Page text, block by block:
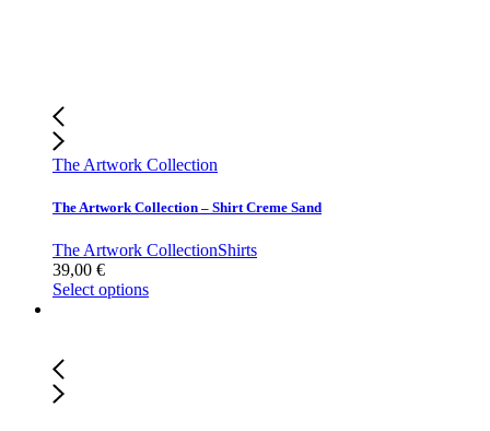
The Artwork Collection
The Artwork Collection – Shirt Creme Sand
The Artwork CollectionShirts
39,00 €
Select options